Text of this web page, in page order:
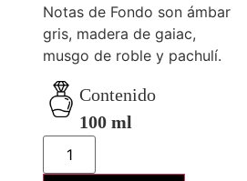
Notas de Fondo son ámbar
gris, madera de gaiac,
musgo de roble y pachulí.
Contenido
100 ml